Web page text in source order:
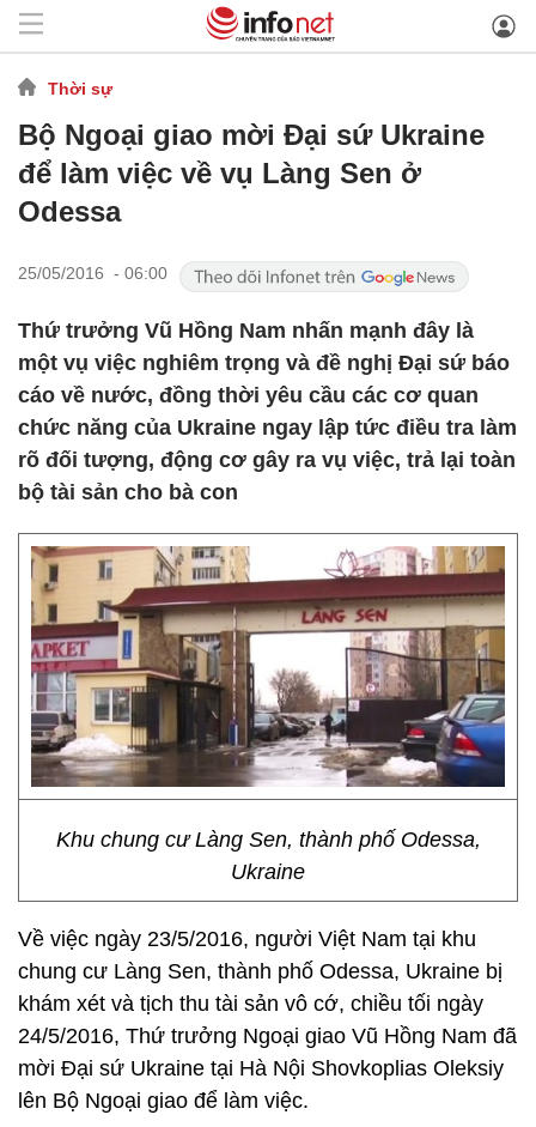
Thời sự
Bộ Ngoại giao mời Đại sứ Ukraine
để làm việc về vụ Làng Sen ở
Odessa
25/05/2016 - 06:00
Thứ trưởng Vũ Hồng Nam nhấn mạnh đây là
một vụ việc nghiêm trọng và đề nghị Đại sứ báo
cáo về nước, đồng thời yêu cầu các cơ quan
chức năng của Ukraine ngay lập tức điều tra làm
rõ đối tượng, động cơ gây ra vụ việc, trả lại toàn
bộ tài sản cho bà con
Khu chung cư Làng Sen, thành phố Odessa,
Ukraine
Về việc ngày 23/5/2016, người Việt Nam tại khu
chung cư Làng Sen, thành phố Odessa, Ukraine bị
khám xét và tịch thu tài sản vô cớ, chiều tối ngày
24/5/2016, Thứ trưởng Ngoại giao Vũ Hồng Nam đã
mời Đại sứ Ukraine tại Hà Nội Shovkoplias Oleksiy
lên Bộ Ngoại giao để làm việc.